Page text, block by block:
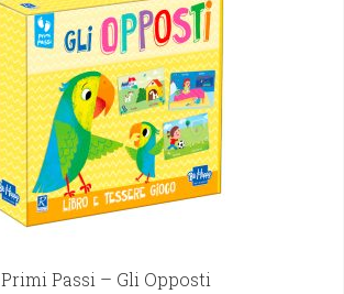
Primi Passi – Gli Opposti